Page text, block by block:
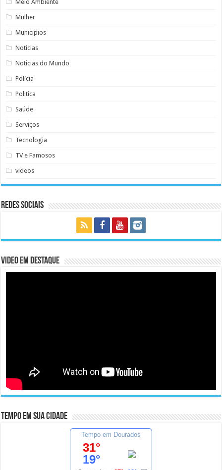
Meio Ambiente
Mulher
Municipios
Noticias
Noticias do Mundo
Polícia
Politica
Saúde
Serviços
Tecnologia
TV e Famosos
videos
Redes Sociais
Video em Destaque
Tempo em sua cidade
Tempo em Dourados
31°
19°